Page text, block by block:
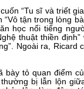
“Tu sĩ và triết
tận trong lòng
học nổi tiếng
thuật thiền
Ngoài ra, Ricard
bày tỏ quan điểm
bị lẫn lộn